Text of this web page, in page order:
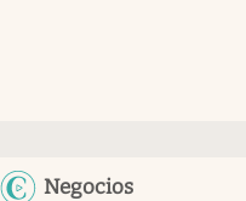
Negocios
Members